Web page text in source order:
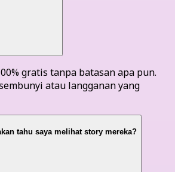
gratis tanpa batasan apa pun.
atau langganan yang
tahu saya melihat story mereka?